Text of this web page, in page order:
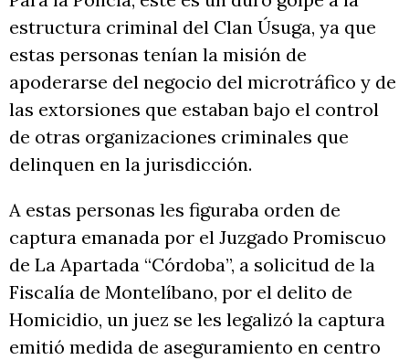
estructura criminal del Clan Úsuga, ya que
estas personas tenían la misión de
apoderarse del negocio del microtráfico y de
las extorsiones que estaban bajo el control
de otras organizaciones criminales que
delinquen en la jurisdicción.
A estas personas les figuraba orden de
captura emanada por el Juzgado Promiscuo
de La Apartada “Córdoba”, a solicitud de la
Fiscalía de Montelíbano, por el delito de
Homicidio, un juez se les legalizó la captura
emitió medida de aseguramiento en centro